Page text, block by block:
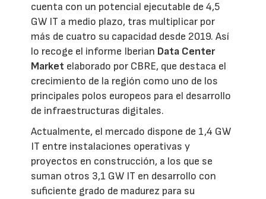
cuenta con un potencial ejecutable de 4,5
GW IT a medio plazo, tras multiplicar por
más de cuatro su capacidad desde 2019. Así
lo recoge el informe Iberian Data Center
Market elaborado por CBRE, que destaca el
crecimiento de la región como uno de los
principales polos europeos para el desarrollo
de infraestructuras digitales.
Actualmente, el mercado dispone de 1,4 GW
IT entre instalaciones operativas y
proyectos en construcción, a los que se
suman otros 3,1 GW IT en desarrollo con
suficiente grado de madurez para su